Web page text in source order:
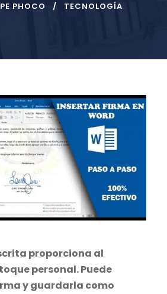
PHOCO
TECNOLOGÍA
proporciona al
personal. Puede
y guardarla como